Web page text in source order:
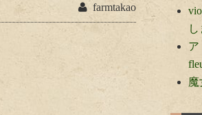
farmtakao
ア
魔